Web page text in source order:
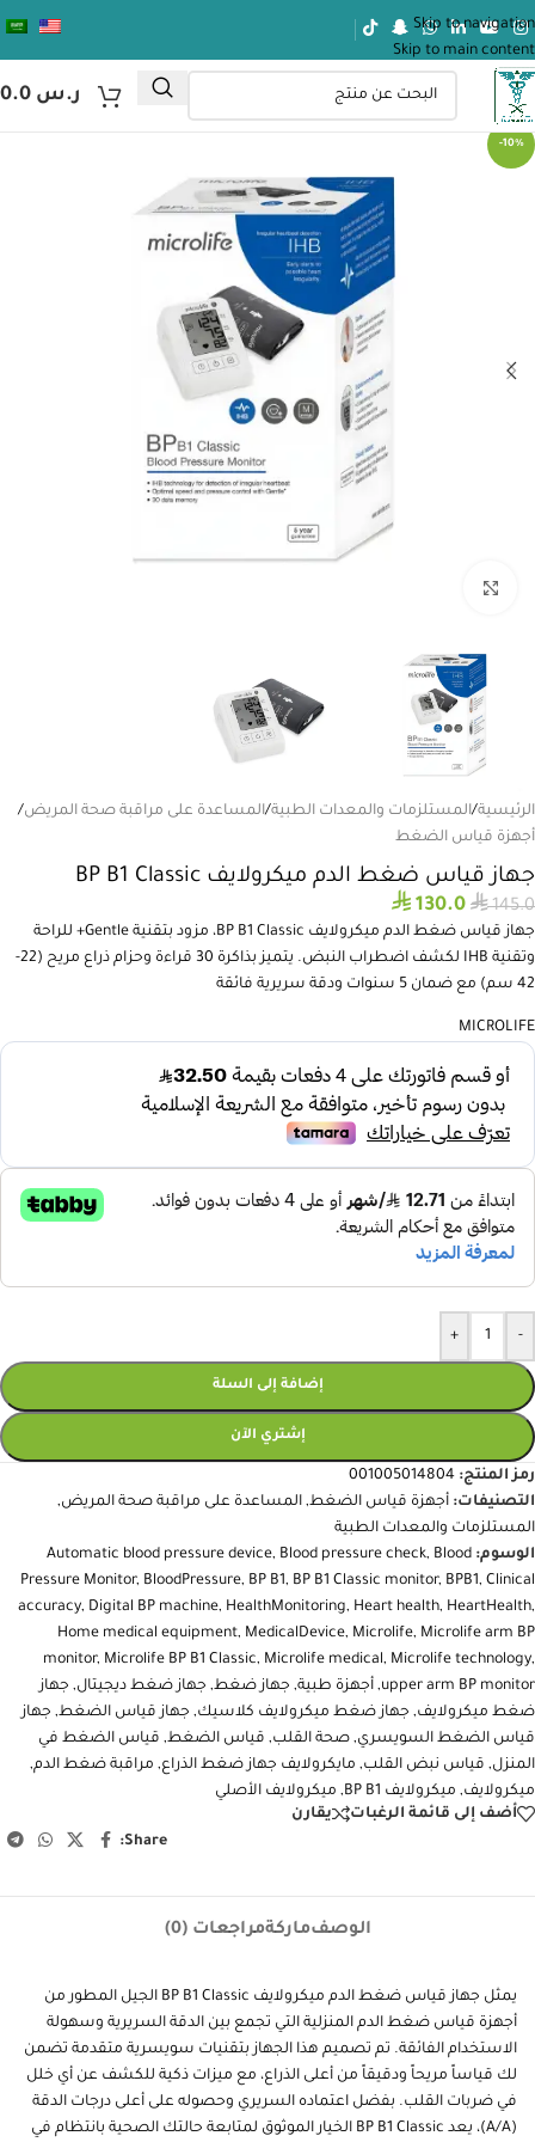
Skip to navigation
Skip to main content
ر.س
-10%
الرئيسية/المستلزمات والمعدات الطبية/المساعدة على مراقبة صحة المريض/
أجهزة قياس الضغط
جهاز قياس ضغط الدم ميكرولايف BP B1 Classic
⃁145.0
⃁ 130.0
جهاز قياس ضغط الدم ميكرولايف BP B1 Classic، مزود بتقنية Gentle+ للراحة
وتقنية IHB لكشف اضطراب النبض. يتميز بذاكرة 30 قراءة وحزام ذراع مريح (22-
42 سم) مع ضمان 5 سنوات ودقة سريرية فائقة
MICROLIFE
-
+
إضافة إلى السلة
إشتري الآن
رمز المنتج: 001005014804
التصنيفات: أجهزة قياس الضغط, المساعدة على مراقبة صحة المريض,
المستلزمات والمعدات الطبية
الوسوم:
Automatic blood pressure device, Blood pressure check, Blood
Pressure Monitor, BloodPressure, BP B1, BP B1 Classic monitor, BPB1, Clinical
accuracy, Digital BP machine, HealthMonitoring, Heart health, HeartHealth,
Home medical equipment, MedicalDevice, Microlife, Microlife arm BP
monitor, Microlife BP B1 Classic, Microlife medical, Microlife technology,
upper arm BP monitor
, أجهزة طبية, جهاز ضغط, جهاز ضغط ديجيتال, جهاز
ضغط ميكرولايف, جهاز ضغط ميكرولايف كلاسيك, جهاز قياس الضغط, جهاز
قياس الضغط السويسري, صحة القلب, قياس الضغط, قياس الضغط في
المنزل, قياس نبض القلب, مايكرولايف جهاز ضغط الذراع, مراقبة ضغط الدم,
ميكرولايف, ميكرولايف BP B1 , ميكرولايف الأصلي
أضف إلى قائمة الرغبات
يقارن
Share:
الوصفماركةمراجعات (0)
يمثل جهاز قياس ضغط الدم ميكرولايف BP B1 Classic الجيل المطور من
أجهزة قياس ضغط الدم المنزلية التي تجمع بين الدقة السريرية وسهولة
الاستخدام الفائقة. تم تصميم هذا الجهاز بتقنيات سويسرية متقدمة تضمن
لك قياساً مريحاً ودقيقاً من أعلى الذراع، مع ميزات ذكية للكشف عن أي خلل
في ضربات القلب. بفضل اعتماده السريري وحصوله على أعلى درجات الدقة
(A/A)، يعد BP B1 Classic الخيار الموثوق لمتابعة حالتك الصحية بانتظام في